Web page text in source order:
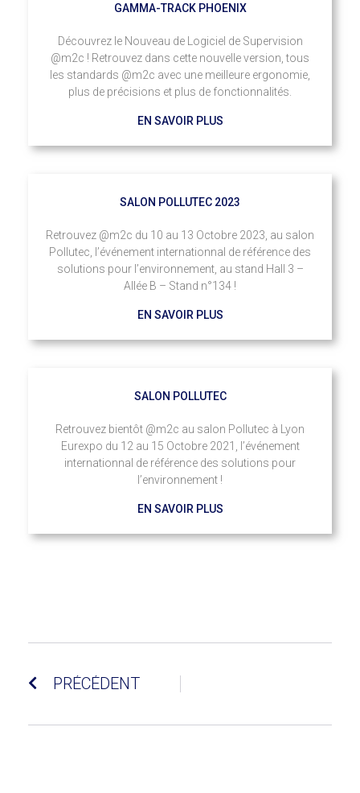
GAMMA-TRACK PHOENIX
Découvrez le Nouveau de Logiciel de Supervision
@m2c ! Retrouvez dans cette nouvelle version, tous
les standards @m2c avec une meilleure ergonomie,
plus de précisions et plus de fonctionnalités.
EN SAVOIR PLUS
SALON POLLUTEC 2023
Retrouvez @m2c du 10 au 13 Octobre 2023, au salon
Pollutec, l’événement internationnal de référence des
solutions pour l’environnement, au stand Hall 3 –
Allée B – Stand n°134 !
EN SAVOIR PLUS
SALON POLLUTEC
Retrouvez bientôt @m2c au salon Pollutec à Lyon
Eurexpo du 12 au 15 Octobre 2021, l’événement
internationnal de référence des solutions pour
l’environnement !
EN SAVOIR PLUS
PRÉCÉDENT